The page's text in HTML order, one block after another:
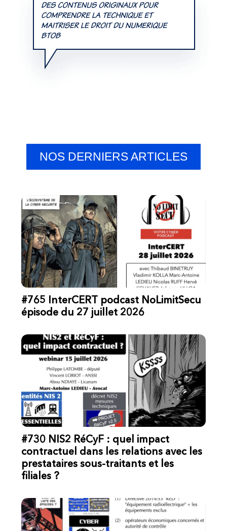
NOS DERNIERS ARTICLES
#765 InterCERT podcast NoLimitSecu
épisode du 27 juillet 2026
#730 NIS2 RéCyF : quel impact
contractuel dans les relations avec les
prestataires sous-traitants et les
filiales ?